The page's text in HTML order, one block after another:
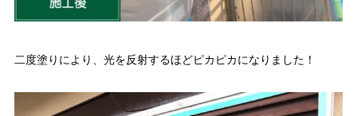
二度塗りにより、光を反射するほどピカピカになりました！